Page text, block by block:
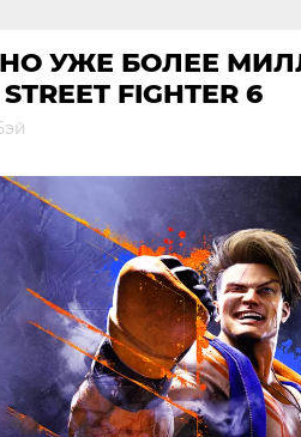
УЖЕ БОЛЕЕ
FIGHTER 6